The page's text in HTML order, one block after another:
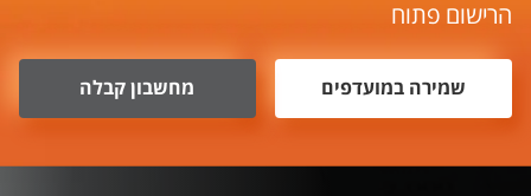
הרישום פתוח
שמירה במועדפים מחשבון קבלה